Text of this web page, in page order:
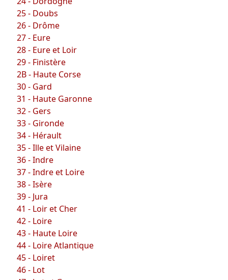
25 - Doubs
26 - Drôme
27 - Eure
28 - Eure et Loir
29 - Finistère
2B - Haute Corse
30 - Gard
31 - Haute Garonne
32 - Gers
33 - Gironde
34 - Hérault
35 - Ille et Vilaine
36 - Indre
37 - Indre et Loire
38 - Isère
39 - Jura
41 - Loir et Cher
42 - Loire
43 - Haute Loire
44 - Loire Atlantique
45 - Loiret
46 - Lot